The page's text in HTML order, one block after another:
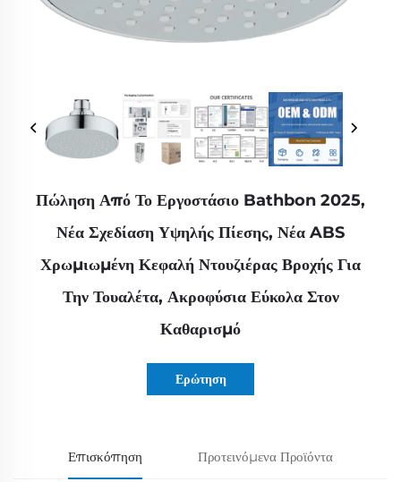
Πώληση Από Το Εργοστάσιο Bathbon 2025,
Νέα Σχεδίαση Υψηλής Πίεσης, Νέα ABS
Χρωμιωμένη Κεφαλή Ντουζιέρας Βροχής Για
Την Τουαλέτα, Ακροφύσια Εύκολα Στον
Καθαρισμό
Ερώτηση
Επισκόπηση Προτεινόμενα Προϊόντα